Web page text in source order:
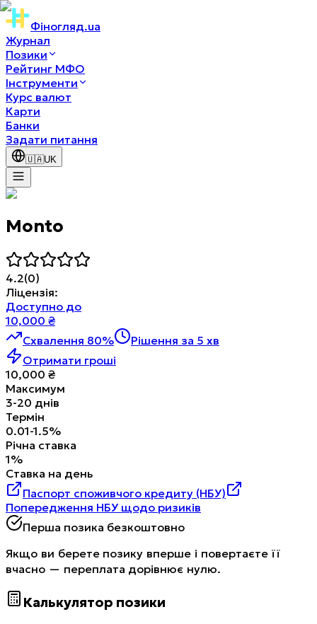
Фіногляд.ua
Журнал
Позики
Рейтинг МФО
Інструменти
Курс валют
Карти
Банки
Задати питання
🇺🇦UK
Monto
4.2(0)
Ліцензія:
Доступно до
10,000 ₴
Схвалення 80%
Рішення за 5 хв
Отримати гроші
10,000 ₴
Максимум
3-20 днів
Термін
0.01-1.5%
Річна ставка
1%
Ставка на день
Паспорт споживчого кредиту (НБУ)
Попередження НБУ щодо ризиків
Перша позика безкоштовно
Якщо ви берете позику вперше і повертаєте її
вчасно — переплата дорівнює нулю.
Калькулятор позики